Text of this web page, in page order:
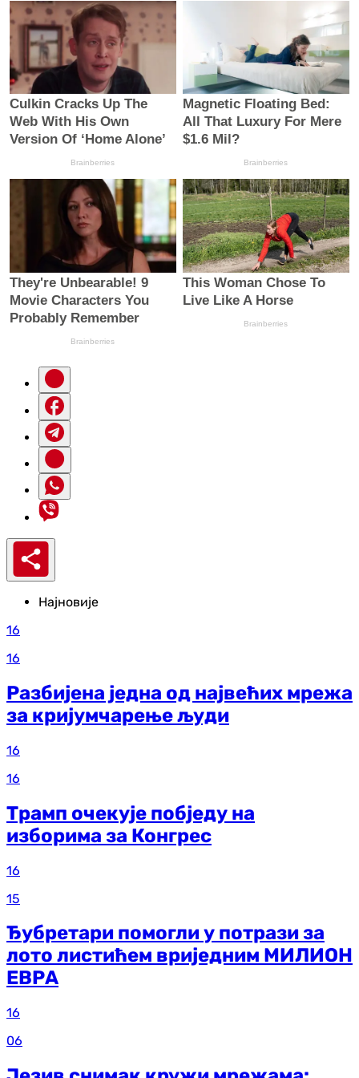
Најновије
16
16
Разбијена једна од највећих мрежа
за кријумчарење људи
16
16
Трамп очекује побједу на
изборима за Конгрес
16
15
Ђубретари помогли у потрази за
лото листићем вриједним МИЛИОН
ЕВРА
16
06